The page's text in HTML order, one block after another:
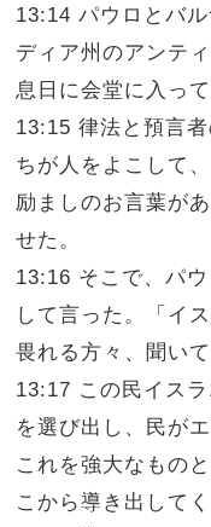
13:14 パウロとバ
ディア州のアンテ
息日に会堂に入っ
13:15 律法と預言
ちが人をよこして
励ましのお言葉が
せた。
13:16 そこで、パ
して言った。「イ
畏れる方々、聞いて
13:17 この民イス
を選び出し、民が
これを強大なもの
こから導き出して